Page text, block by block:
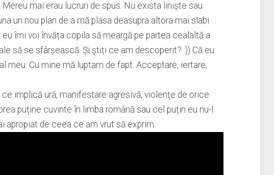
mai erau lucruri de spus. Nu exista liniște sau
un nou plan de a mă plasa deasupra altora mai slabi.
îmi voi învăța copila să meargă pe partea cealaltă a
să se sfârșească. Și știți ce am descoperit? :)) Că eu
meu. Cu mine mă luptam de fapt. Acceptare, iertare,
implică ură, manifestare agresivă, violențe de orice
puține cuvinte în limba română sau cel puțin eu nu-l
apropiat de ceea ce am vrut să exprim.